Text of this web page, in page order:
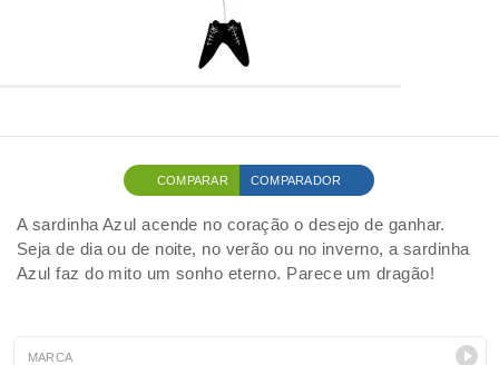
COMPARAR COMPARADOR
A sardinha Azul acende no coração o desejo de ganhar.
Seja de dia ou de noite, no verão ou no inverno, a sardinha
Azul faz do mito um sonho eterno. Parece um dragão!
MARCA